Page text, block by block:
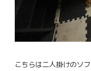
こちらは二人掛けのソ